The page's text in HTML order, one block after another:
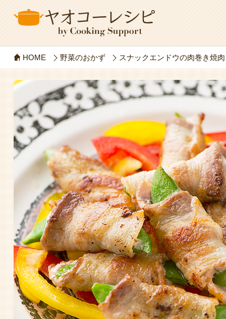
HOME 野菜のおかず スナックエンドウの肉巻き焼肉